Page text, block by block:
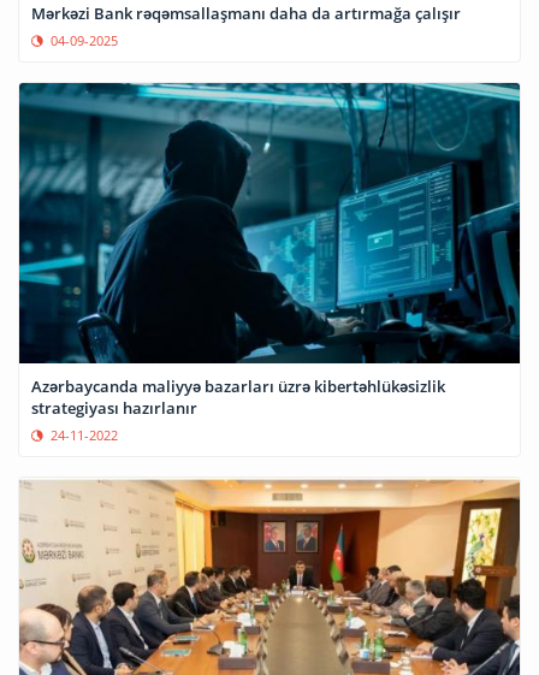
Mərkəzi Bank rəqəmsallaşmanı daha da artırmağa çalışır
04-09-2025
Azərbaycanda maliyyə bazarları üzrə kibertəhlükəsizlik
strategiyası hazırlanır
24-11-2022